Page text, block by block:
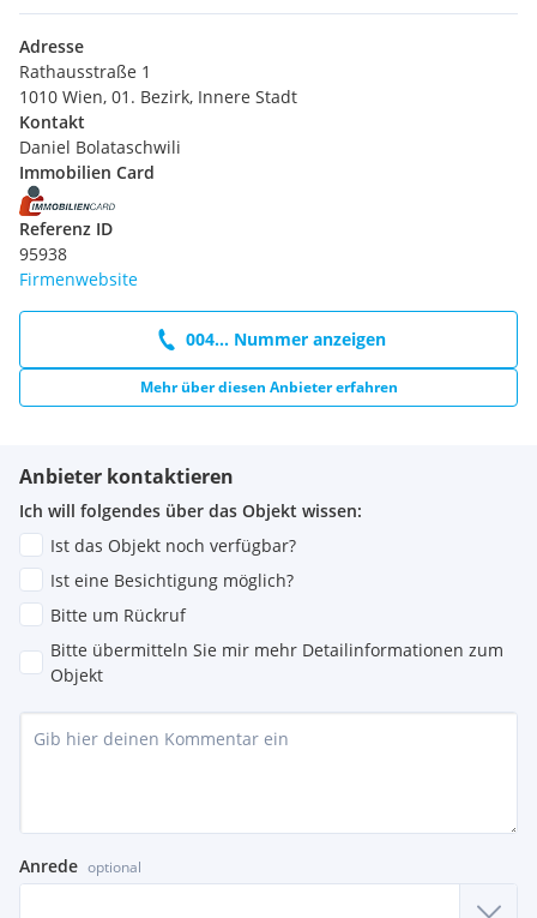
Adresse
Rathausstraße 1
1010 Wien, 01. Bezirk, Innere Stadt
Kontakt
Daniel Bolataschwili
Immobilien Card
Referenz ID
95938
Firmenwebsite
004... Nummer anzeigen
Mehr über diesen Anbieter erfahren
Anbieter kontaktieren
Ich will folgendes über das Objekt wissen:
Ist das Objekt noch verfügbar?
Ist eine Besichtigung möglich?
Bitte um Rückruf
Bitte übermitteln Sie mir mehr Detailinformationen zum
Objekt
Anrede optional